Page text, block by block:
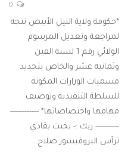
*حكومة ولاية النيل الأبيض تتجه
لمراجعة وتعديل المرسوم
الولائي رقم 1 لسنة الفين
وثمانيه عشر والخاص بتحديد
مسميات الوزارات المكونة
للسلطة التنفيذية وتوصيف
مهامها واختصاصاتها* ------------
---------- ربك :- بخيت بقادي
ترأس البروفيسور صلاح…